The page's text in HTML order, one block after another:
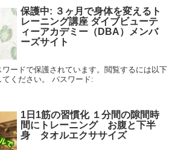
保護中: ３ヶ月で身体を変えるト
レーニング講座 ダイブビューテ
ィーアカデミー（DBA）メンバ
ーズサイト
ードで保護されています。閲覧するには以下
ください。 パスワード:
1日1筋の習慣化 １分間の隙間時
間にトレーニング お腹と下半
身 タオルエクササイズ